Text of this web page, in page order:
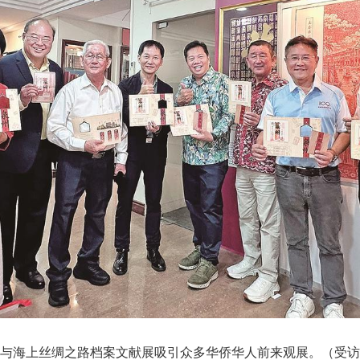
海上丝绸之路档案文献展吸引众多华侨华人前来观展。（受